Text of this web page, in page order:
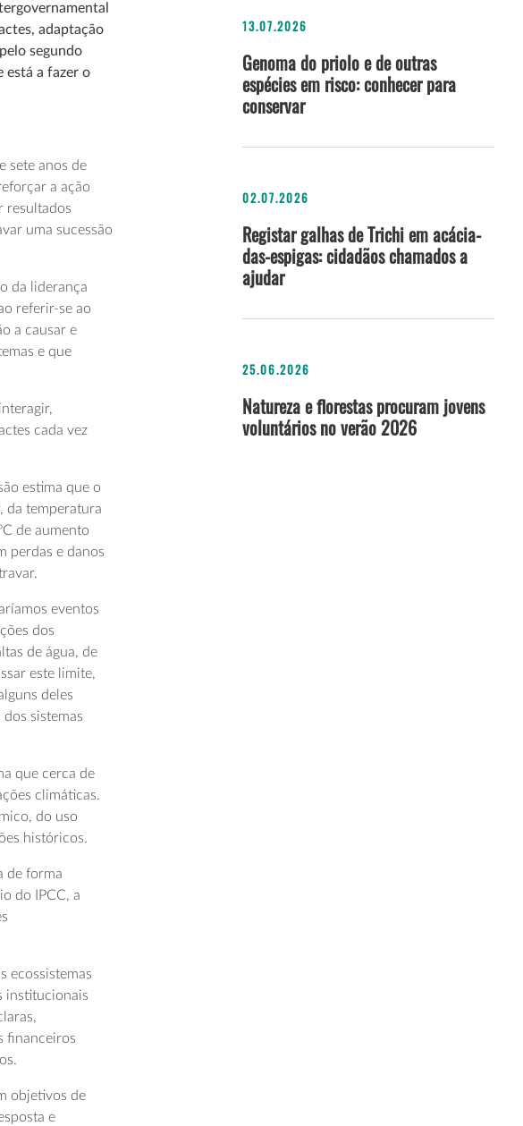
adaptação
segundo
está a fazer o
sete anos de
a ação
resultados
uma sucessão
da liderança
referir-se ao
a causar e
e que
cada vez
estima que o
da temperatura
de aumento
perdas e danos
eventos
dos
de água, de
este limite,
deles
sistemas
que cerca de
climáticas.
do uso
históricos.
de forma
do IPCC, a
ecossistemas
institucionais
financeiros
objetivos de
e
13.07.2026
Genoma do priolo e de outras
espécies em risco: conhecer para
conservar
02.07.2026
Registar galhas de Trichi em acácia-
das-espigas: cidadãos chamados a
ajudar
25.06.2026
Natureza e florestas procuram jovens
voluntários no verão 2026